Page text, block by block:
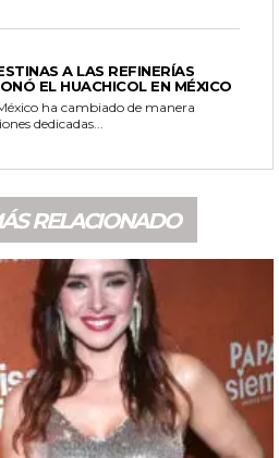
A LAS REFINERÍAS
EL HUACHICOL EN MÉXICO
ha cambiado de manera
dedicadas...
RELACIONADO